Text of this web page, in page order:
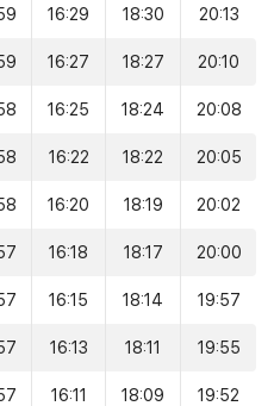
16:29 18:30 20:13
16:27 18:27 20:10
16:25 18:24 20:08
16:22 18:22 20:05
16:20 18:19 20:02
16:18 18:17 20:00
16:15 18:14 19:57
16:13 18:11 19:55
16:11 18:09 19:52